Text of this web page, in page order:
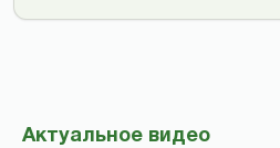
Актуальное видео